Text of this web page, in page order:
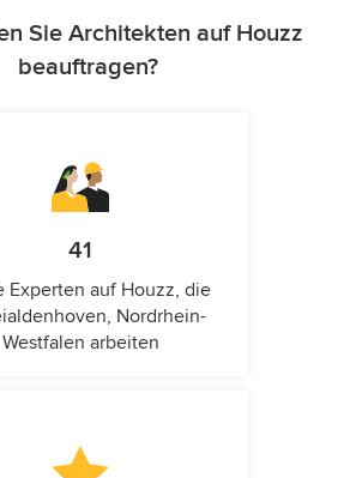
Sie Architekten auf Houzz
beauftragen?
41
Experten auf Houzz, die
Nordrhein-
Westfalen arbeiten